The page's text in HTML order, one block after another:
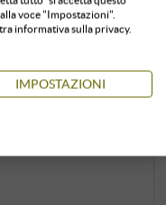
voce "Impostazioni".
informativa sulla privacy.
IMPOSTAZIONI